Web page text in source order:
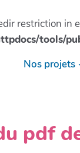
restriction
tools/
Nos projets
pdf